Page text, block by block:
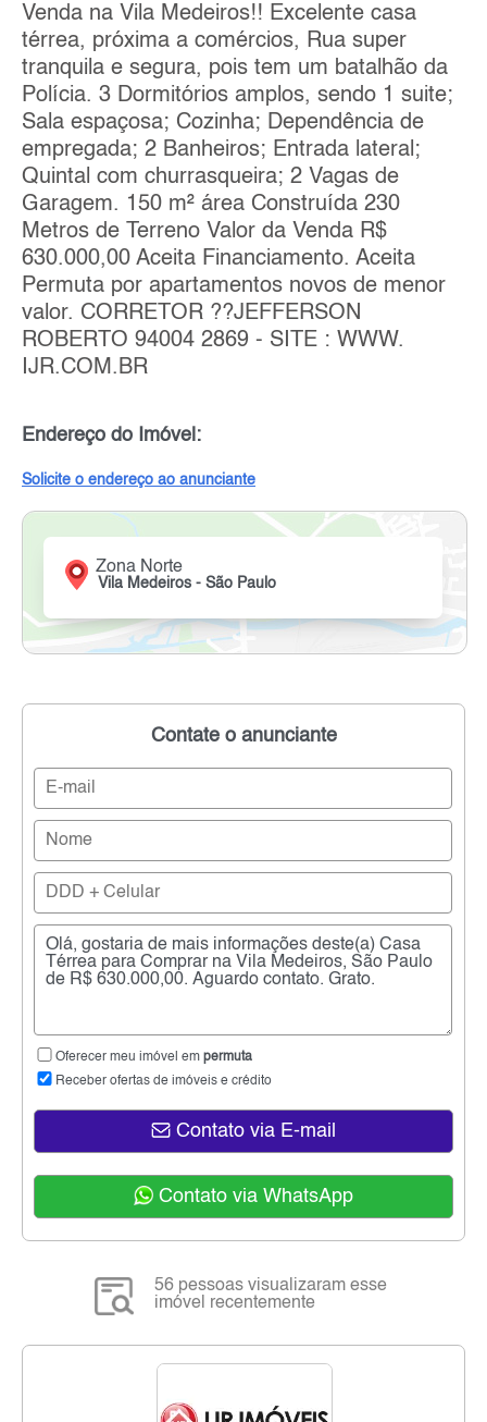
Venda na Vila Medeiros!! Excelente casa
térrea, próxima a comércios, Rua super
tranquila e segura, pois tem um batalhão da
Polícia. 3 Dormitórios amplos, sendo 1 suite;
Sala espaçosa; Cozinha; Dependência de
empregada; 2 Banheiros; Entrada lateral;
Quintal com churrasqueira; 2 Vagas de
Garagem. 150 m² área Construída 230
Metros de Terreno Valor da Venda R$
630.000,00 Aceita Financiamento. Aceita
Permuta por apartamentos novos de menor
valor. CORRETOR ??JEFFERSON
ROBERTO 94004 2869 - SITE : WWW.
IJR.COM.BR
Endereço do Imóvel:
Solicite o endereço ao anunciante
Zona Norte
Vila Medeiros - São Paulo
Contate o anunciante
Oferecer meu imóvel em permuta
Receber ofertas de imóveis e crédito
Contato via E-mail
Contato via WhatsApp
56 pessoas visualizaram esse
imóvel recentemente